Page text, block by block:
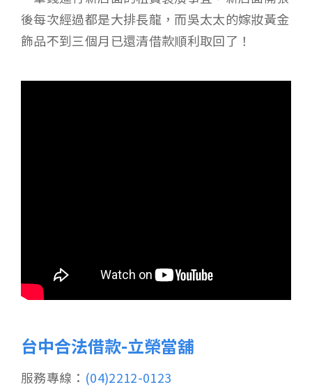
後每次經過都是大排長龍，而吳太太的嫁妝黃金
飾品不到三個月已還清借款順利取回了！
台中合法借款-立榮當舖
服務專線： (04)2212-0123